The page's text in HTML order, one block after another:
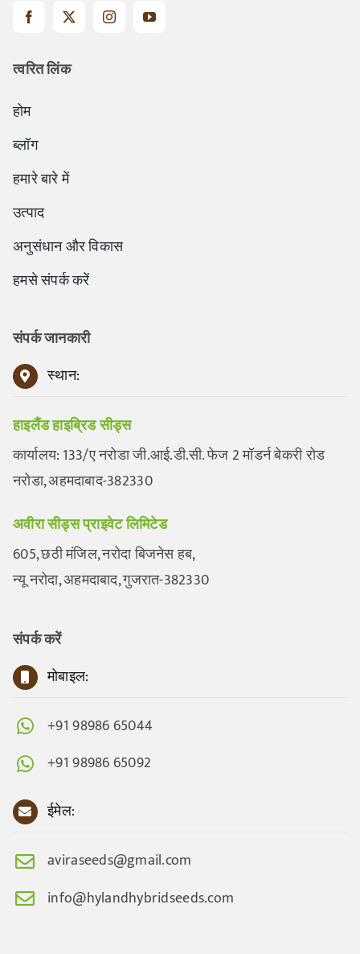
त्वरित लिंक
होम
ब्लॉग
हमारे बारे में
उत्पाद
अनुसंधान और विकास
हमसे संपर्क करें
संपर्क जानकारी
स्थान:
हाइलैंड हाइब्रिड सीड्स
कार्यालय: 133/ए नरोडा जी.आई.डी.सी. फेज 2 मॉडर्न बेकरी रोड
नरोडा, अहमदाबाद-382330
अवीरा सीड्स प्राइवेट लिमिटेड
605, छठी मंजिल, नरोदा बिजनेस हब,
न्यू नरोदा, अहमदाबाद, गुजरात-382330
संपर्क करें
मोबाइल:
+91 98986 65044
+91 98986 65092
ईमेल:
aviraseeds@gmail.com
info@hylandhybridseeds.com